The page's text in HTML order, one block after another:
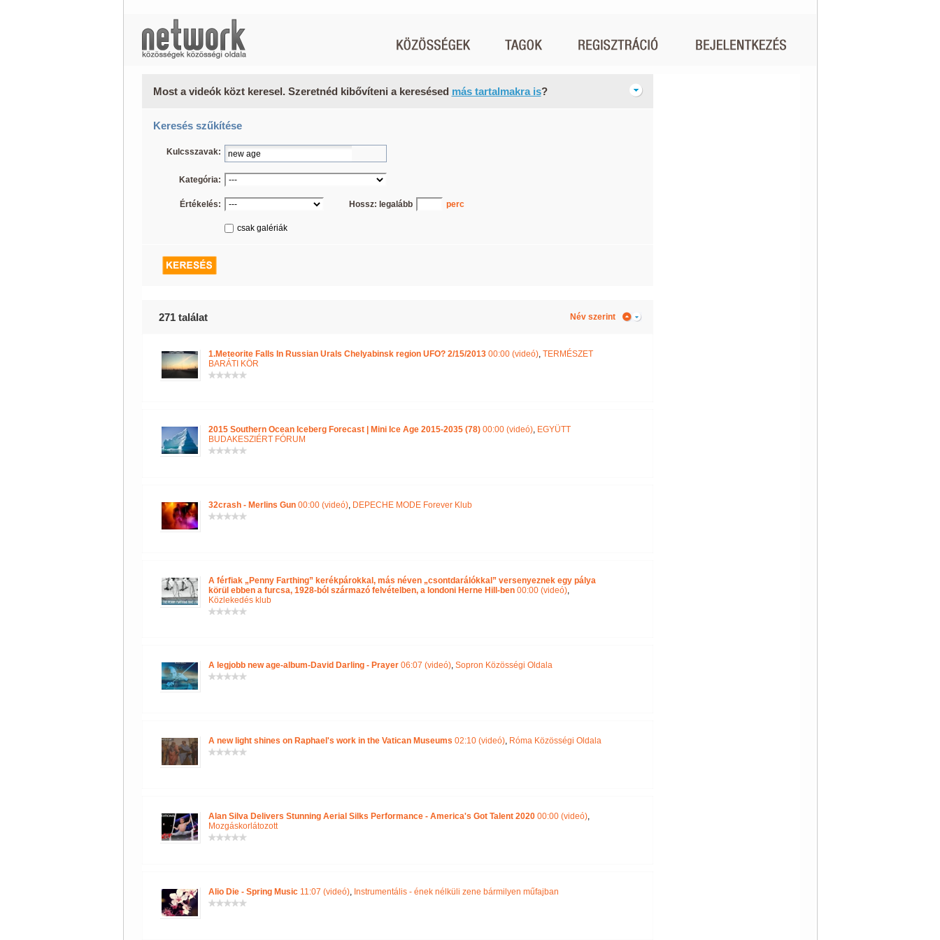
Most a videók közt keresel. Szeretnéd kibővíteni a keresésed más tartalmakra is?
Keresés szűkítése
Kulcsszavak:
Kategória:
Értékelés: Hossz: legalább perc
csak galériák
271 találat Név szerint
1.Meteorite Falls In Russian Urals Chelyabinsk region UFO? 2/15/201300:00 (videó), TERMÉSZET
BARÁTI KÖR
2015 Southern Ocean Iceberg Forecast | Mini Ice Age 2015-2035 (78)00:00 (videó), EGYÜTT
BUDAKESZIÉRT FÓRUM
32crash - Merlins Gun00:00 (videó), DEPECHE MODE Forever Klub
A férfiak „Penny Farthing” kerékpárokkal, más néven „csontdarálókkal” versenyeznek egy pálya
körül ebben a furcsa, 1928-ból származó felvételben, a londoni Herne Hill-ben00:00 (videó),
Közlekedés klub
A legjobb new age-album-David Darling - Prayer06:07 (videó), Sopron Közösségi Oldala
A new light shines on Raphael's work in the Vatican Museums 02:10 (videó), Róma Közösségi Oldala
Alan Silva Delivers Stunning Aerial Silks Performance - America's Got Talent 202000:00 (videó),
Mozgáskorlátozott
Alio Die - Spring Music11:07 (videó), Instrumentális - ének nélküli zene bármilyen műfajban